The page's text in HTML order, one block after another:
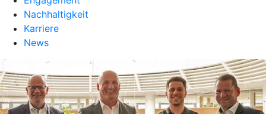
Nachhaltigkeit
Karriere
News